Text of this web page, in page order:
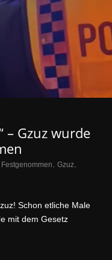
– Gzuz wurde
Festgenommen, Gzuz,
Schon etliche Male
mit dem Gesetz